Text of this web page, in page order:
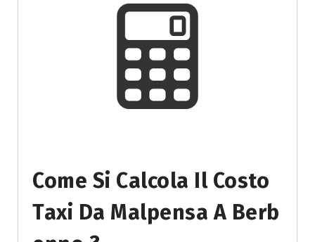
Come Si Calcola Il Costo
Taxi Da Malpensa A Berb